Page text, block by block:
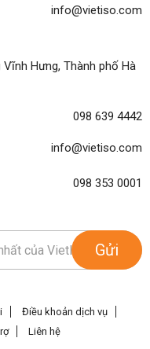
info@vietiso.com
Hưng, Thành phố Hà
098 639 4442
info@vietiso.com
098 353 0001
Gửi
Điều khoản dịch vụ
Liên hệ